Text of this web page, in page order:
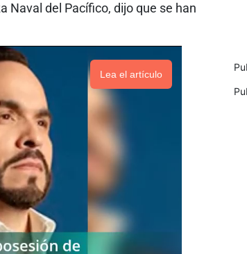
Naval del Pacífico, dijo que se han
Lea el artículo